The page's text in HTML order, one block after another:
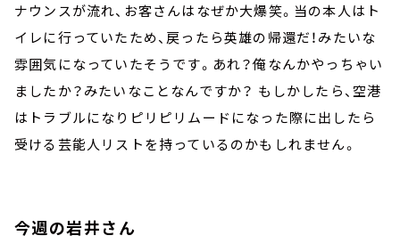
ナウンスが流れ、お客さんはなぜか大爆笑。当の本人はト
イレに行っていたため、戻ったら英雄の帰還だ！みたいな
雰囲気になっていたそうです。あれ？俺なんかやっちゃい
ましたか？みたいなことなんですか？ もしかしたら、空港
はトラブルになりピリピリムードになった際に出したら
受ける芸能人リストを持っているのかもしれません。
今週の岩井さん